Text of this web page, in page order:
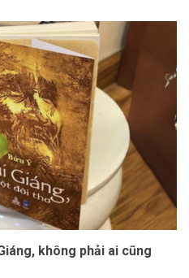
không phải ai cũng